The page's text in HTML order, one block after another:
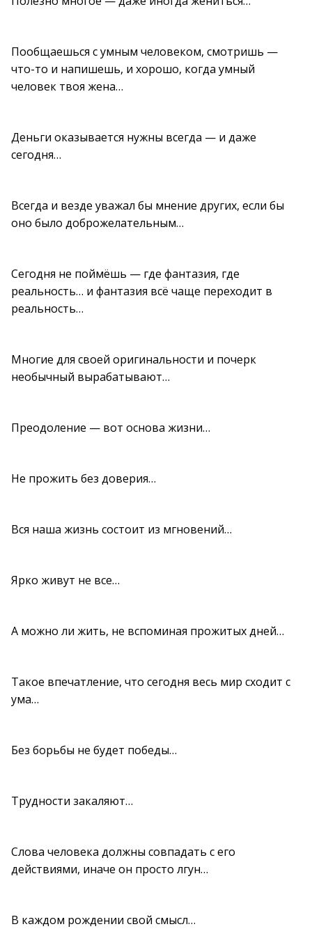
Пообщаешься с умным человеком, смотришь —
что-то и напишешь, и хорошо, когда умный
человек твоя жена…
Деньги оказывается нужны всегда — и даже
сегодня…
Всегда и везде уважал бы мнение других, если бы
оно было доброжелательным…
Сегодня не поймёшь — где фантазия, где
реальность… и фантазия всё чаще переходит в
реальность…
Многие для своей оригинальности и почерк
необычный вырабатывают…
Преодоление — вот основа жизни…
Не прожить без доверия…
Вся наша жизнь состоит из мгновений…
Ярко живут не все…
А можно ли жить, не вспоминая прожитых дней…
Такое впечатление, что сегодня весь мир сходит с
ума…
Без борьбы не будет победы…
Трудности закаляют…
Слова человека должны совпадать с его
действиями, иначе он просто лгун…
В каждом рождении свой смысл…